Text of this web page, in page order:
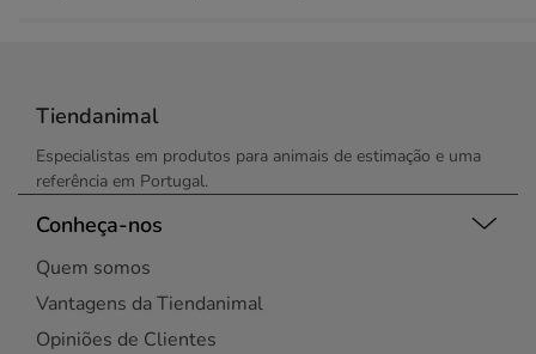
Tiendanimal
Especialistas em produtos para animais de estimação e uma
referência em Portugal.
Conheça-nos
Quem somos
Vantagens da Tiendanimal
Opiniões de Clientes